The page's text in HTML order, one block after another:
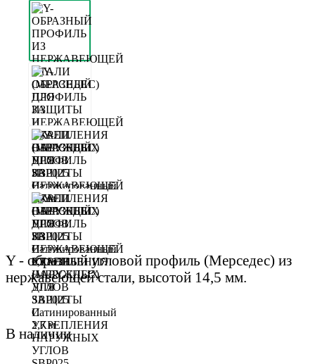
Y - образный угловой профиль (Мерседес) из
нержавеющей стали, высотой 14,5 мм.
В наличии